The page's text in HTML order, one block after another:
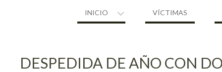
INICIO VÍCTIMAS
DESPEDIDA DE AÑO CON